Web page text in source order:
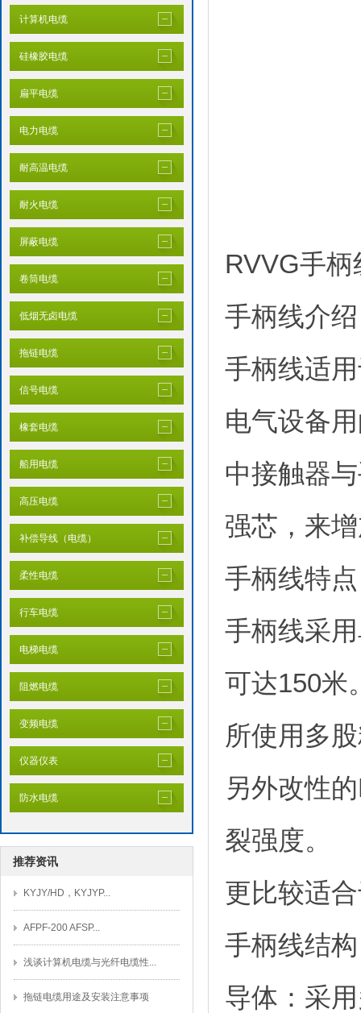
计算机电缆
硅橡胶电缆
扁平电缆
电力电缆
耐高温电缆
耐火电缆
屏蔽电缆
卷筒电缆
低烟无卤电缆
拖链电缆
信号电缆
橡套电缆
船用电缆
高压电缆
补偿导线（电缆）
柔性电缆
行车电缆
电梯电缆
阻燃电缆
变频电缆
仪器仪表
防水电缆
推荐资讯
KYJY/HD，KYJYP...
AFPF-200 AFSP...
浅谈计算机电缆与光纤电缆性...
拖链电缆用途及安装注意事项
RVVG手柄
手柄线介
手柄线适
电气设备
中接触器
强芯，来
手柄线特
手柄线采
可达150米
所使用多
另外改性
裂强度。
更比较适
手柄线结
导体：采